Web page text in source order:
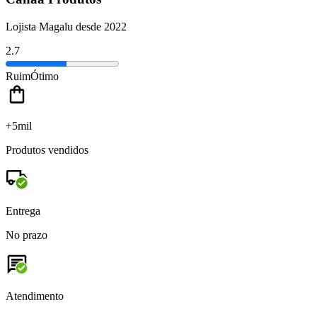
Lojista Magalu desde 2022
2.7
RuimÓtimo
+5mil
Produtos vendidos
Entrega
No prazo
Atendimento